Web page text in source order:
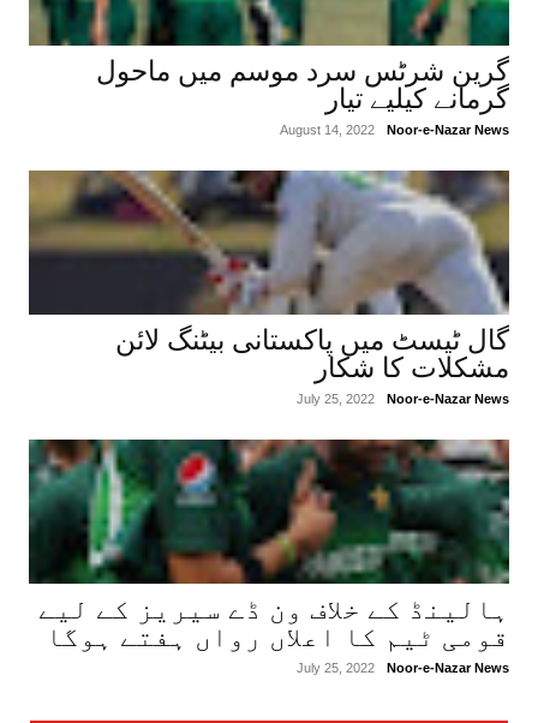
گرین شرٹس سرد موسم میں ماحول
گرمانے کیلیے تیار
Noor-e-Nazar News
August 14, 2022
گال ٹیسٹ میں پاکستانی بیٹنگ لائن
مشکلات کا شکار
Noor-e-Nazar News
July 25, 2022
ہالینڈ کے خلاف ون ڈے سیریز کے لیے
قومی ٹیم کا اعلاں رواں ہفتے ہوگا
Noor-e-Nazar News
July 25, 2022